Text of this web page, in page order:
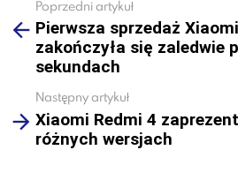
more
Poprzedni artykuł
Pierwsza sprzedaż
zakończyła się zaledwie
sekundach
Następny artykuł
Xiaomi Redmi 4
różnych wersjach